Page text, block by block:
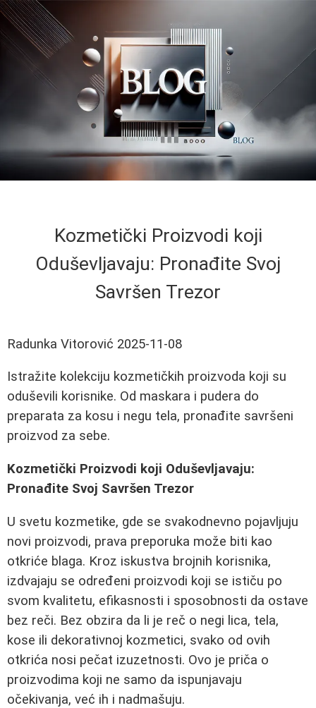
Kozmetički Proizvodi koji
Oduševljavaju: Pronađite Svoj
Savršen Trezor
Radunka Vitorović 2025-11-08
Istražite kolekciju kozmetičkih proizvoda koji su
oduševili korisnike. Od maskara i pudera do
preparata za kosu i negu tela, pronađite savršeni
proizvod za sebe.
Kozmetički Proizvodi koji Oduševljavaju:
Pronađite Svoj Savršen Trezor
U svetu kozmetike, gde se svakodnevno pojavljuju
novi proizvodi, prava preporuka može biti kao
otkriće blaga. Kroz iskustva brojnih korisnika,
izdvajaju se određeni proizvodi koji se ističu po
svom kvalitetu, efikasnosti i sposobnosti da ostave
bez reči. Bez obzira da li je reč o negi lica, tela,
kose ili dekorativnoj kozmetici, svako od ovih
otkrića nosi pečat izuzetnosti. Ovo je priča o
proizvodima koji ne samo da ispunjavaju
očekivanja, već ih i nadmašuju.